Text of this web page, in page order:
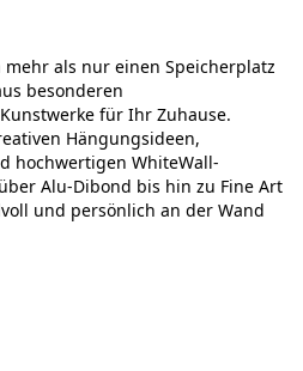
als nur einen Speicherplatz
besonderen
für Ihr Zuhause.
Hängungsideen,
hochwertigen WhiteWall-
Alu-Dibond bis hin zu Fine Art
und persönlich an der Wand